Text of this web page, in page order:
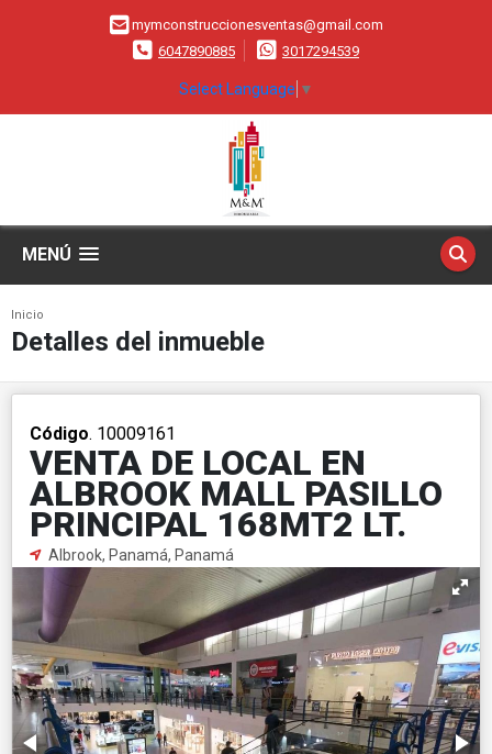
mymconstruccionesventas@gmail.com
6047890885
3017294539
Select Language ▼
MENÚ
Inicio
Detalles del inmueble
Código. 10009161
VENTA DE LOCAL EN
ALBROOK MALL PASILLO
PRINCIPAL 168MT2 LT.
Albrook, Panamá, Panamá